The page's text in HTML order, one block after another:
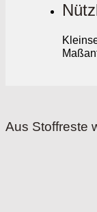
Aus Stoffreste